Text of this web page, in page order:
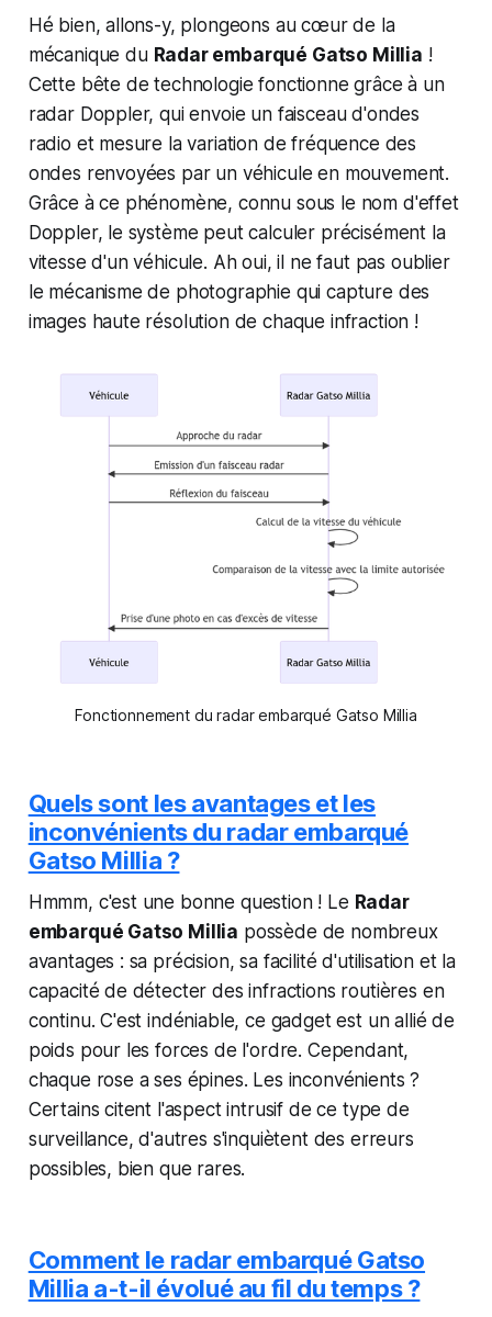
Hé bien, allons-y, plongeons au cœur de la
mécanique du Radar embarqué Gatso Millia !
Cette bête de technologie fonctionne grâce à un
radar Doppler, qui envoie un faisceau d'ondes
radio et mesure la variation de fréquence des
ondes renvoyées par un véhicule en mouvement.
Grâce à ce phénomène, connu sous le nom d'effet
Doppler, le système peut calculer précisément la
vitesse d'un véhicule. Ah oui, il ne faut pas oublier
le mécanisme de photographie qui capture des
images haute résolution de chaque infraction !
Fonctionnement du radar embarqué Gatso Millia
Quels sont les avantages et les
inconvénients du radar embarqué
Gatso Millia ?
Hmmm, c'est une bonne question ! Le Radar
embarqué Gatso Millia possède de nombreux
avantages : sa précision, sa facilité d'utilisation et la
capacité de détecter des infractions routières en
continu. C'est indéniable, ce gadget est un allié de
poids pour les forces de l'ordre. Cependant,
chaque rose a ses épines. Les inconvénients ?
Certains citent l'aspect intrusif de ce type de
surveillance, d'autres s'inquiètent des erreurs
possibles, bien que rares.
Comment le radar embarqué Gatso
Millia a-t-il évolué au fil du temps ?